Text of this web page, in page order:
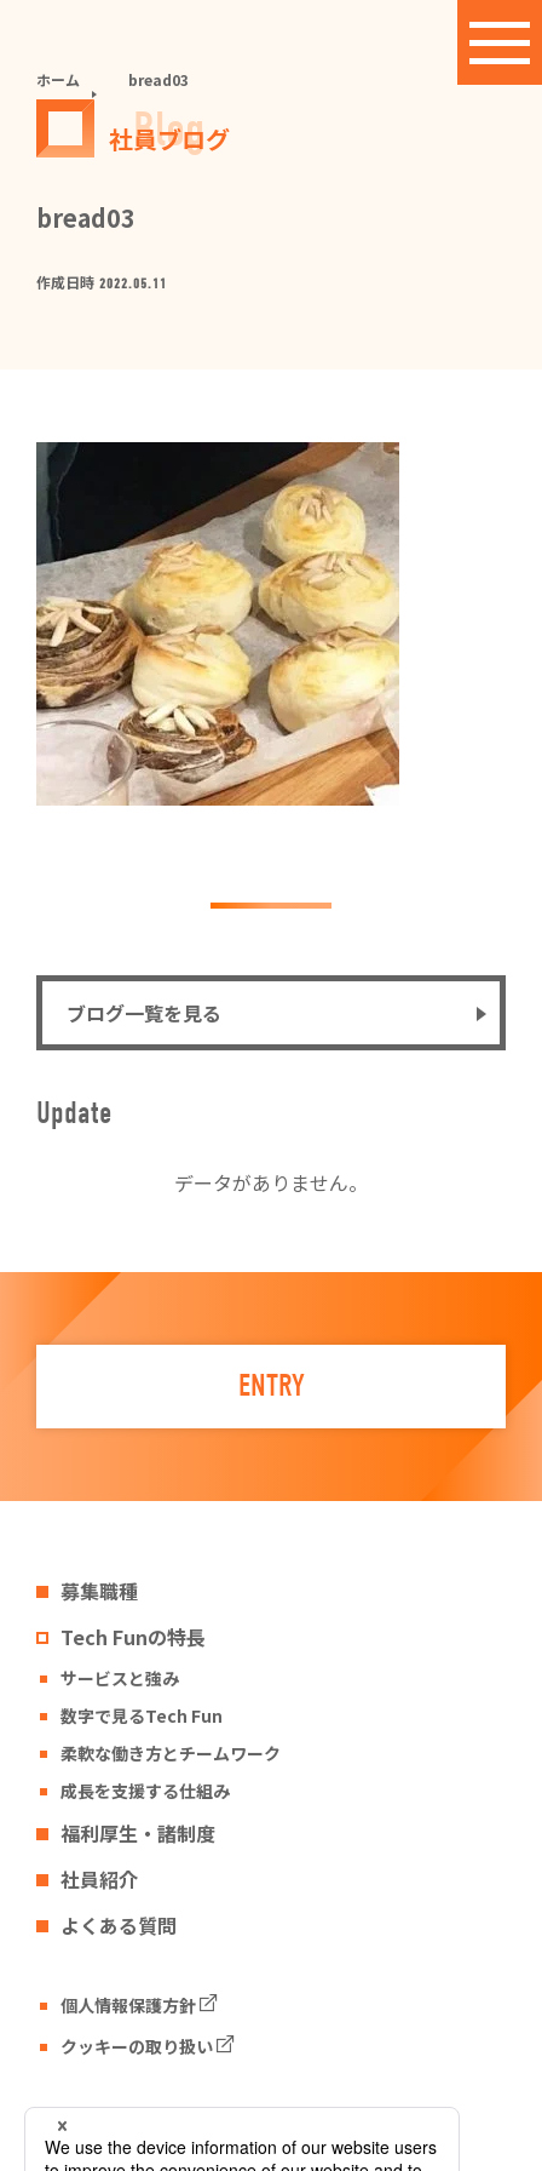
ホーム bread03
Blog
社員ブログ
bread03
作成日時 2022.05.11
ブログ一覧を見る
Update
データがありません。
ENTRY
募集職種
Tech Funの特長
サービスと強み
数字で見るTech Fun
柔軟な働き方とチームワーク
成長を支援する仕組み
福利厚生・諸制度
社員紹介
よくある質問
個人情報保護方針
クッキーの取り扱い
Tech Fun コーポレートサイト